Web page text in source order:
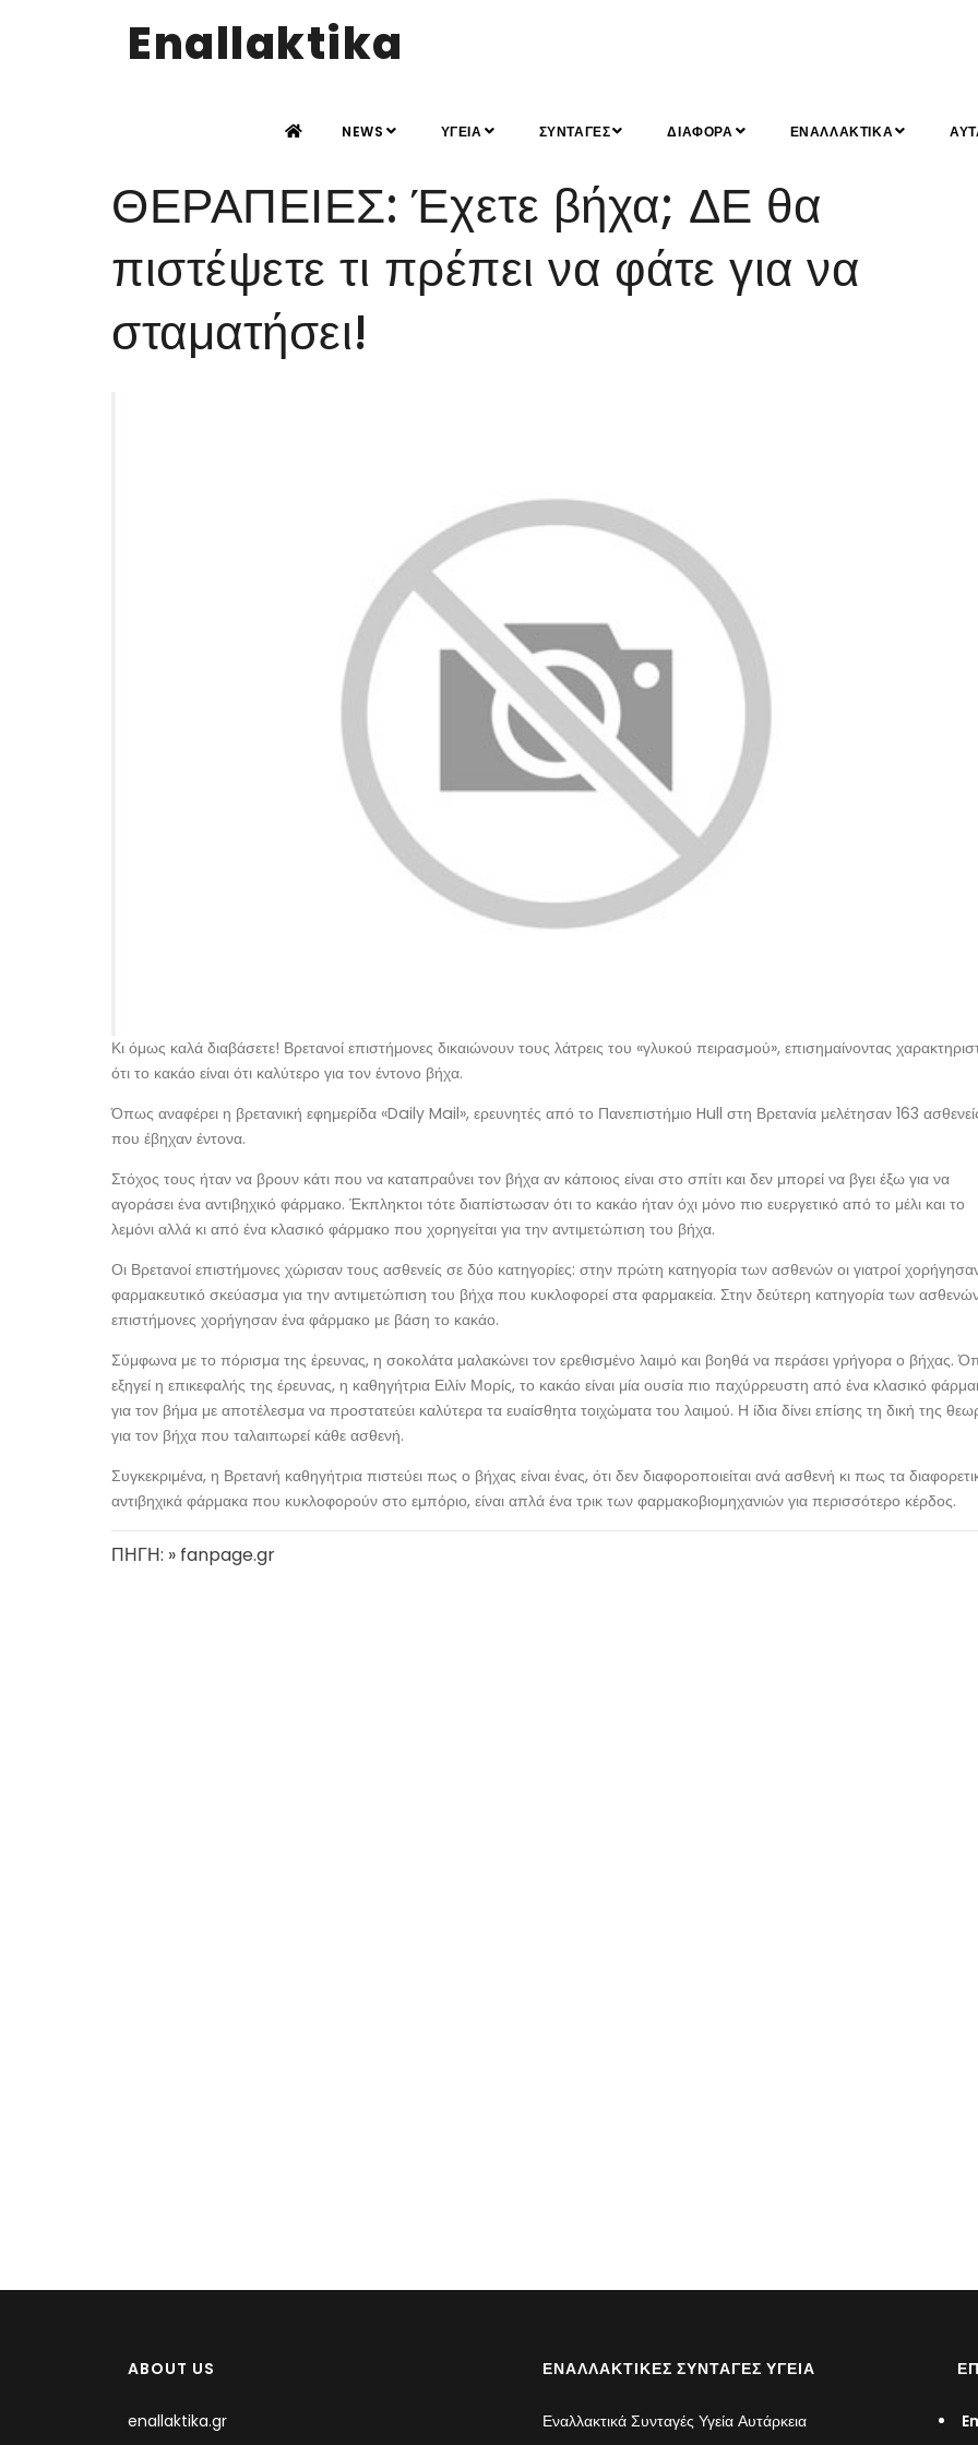
Enallaktika
NEWS ΥΓΕΙΑ ΣΥΝΤΑΓΕΣ ΔΙΑΦΟΡΑ ΕΝΑΛΛΑΚΤΙΚΑ
ΘΕΡΑΠΕΙΕΣ: Έχετε βήχα; ΔΕ θα
πιστέψετε τι πρέπει να φάτε για να
σταματήσει!
Κι όμως καλά διαβάσετε! Βρετανοί επιστήμονες δικαιώνουν τους λάτρεις του «γλυκού πειρασμού», επισημαίνοντας
ότι το κακάο είναι ότι καλύτερο για τον έντονο βήχα.
Όπως αναφέρει η βρετανική εφημερίδα «Daily Mail», ερευνητές από το Πανεπιστήμιο Hull στη Βρετανία μελέτησαν 163
που έβηχαν έντονα.
Στόχος τους ήταν να βρουν κάτι που να καταπραΰνει τον βήχα αν κάποιος είναι στο σπίτι και δεν μπορεί να βγει έξω για να
αγοράσει ένα αντιβηχικό φάρμακο. Έκπληκτοι τότε διαπίστωσαν ότι το κακάο ήταν όχι μόνο πιο ευεργετικό από το μέλι και το
λεμόνι αλλά κι από ένα κλασικό φάρμακο που χορηγείται για την αντιμετώπιση του βήχα.
Οι Βρετανοί επιστήμονες χώρισαν τους ασθενείς σε δύο κατηγορίες: στην πρώτη κατηγορία των ασθενών οι γιατροί
φαρμακευτικό σκεύασμα για την αντιμετώπιση του βήχα που κυκλοφορεί στα φαρμακεία. Στην δεύτερη κατηγορία των
επιστήμονες χορήγησαν ένα φάρμακο με βάση το κακάο.
Σύμφωνα με το πόρισμα της έρευνας, η σοκολάτα μαλακώνει τον ερεθισμένο λαιμό και βοηθά να περάσει γρήγορα ο βήχας.
εξηγεί η επικεφαλής της έρευνας, η καθηγήτρια Ειλίν Μορίς, το κακάο είναι μία ουσία πιο παχύρρευστη από ένα κλασικό
για τον βήμα με αποτέλεσμα να προστατεύει καλύτερα τα ευαίσθητα τοιχώματα του λαιμού. Η ίδια δίνει επίσης τη δική της
για τον βήχα που ταλαιπωρεί κάθε ασθενή.
Συγκεκριμένα, η Βρετανή καθηγήτρια πιστεύει πως ο βήχας είναι ένας, ότι δεν διαφοροποιείται ανά ασθενή κι πως τα
αντιβηχικά φάρμακα που κυκλοφορούν στο εμπόριο, είναι απλά ένα τρικ των φαρμακοβιομηχανιών για περισσότερο κέρδος.
ΠΗΓΗ: » fanpage.gr
ABOUT US
enallaktika.gr
ΕΝΑΛΛΑΚΤΙΚΈΣ ΣΥΝΤΑΓΈΣ ΥΓΕΊΑ
Εναλλακτικά Συνταγές Υγεία Αυτάρκεια